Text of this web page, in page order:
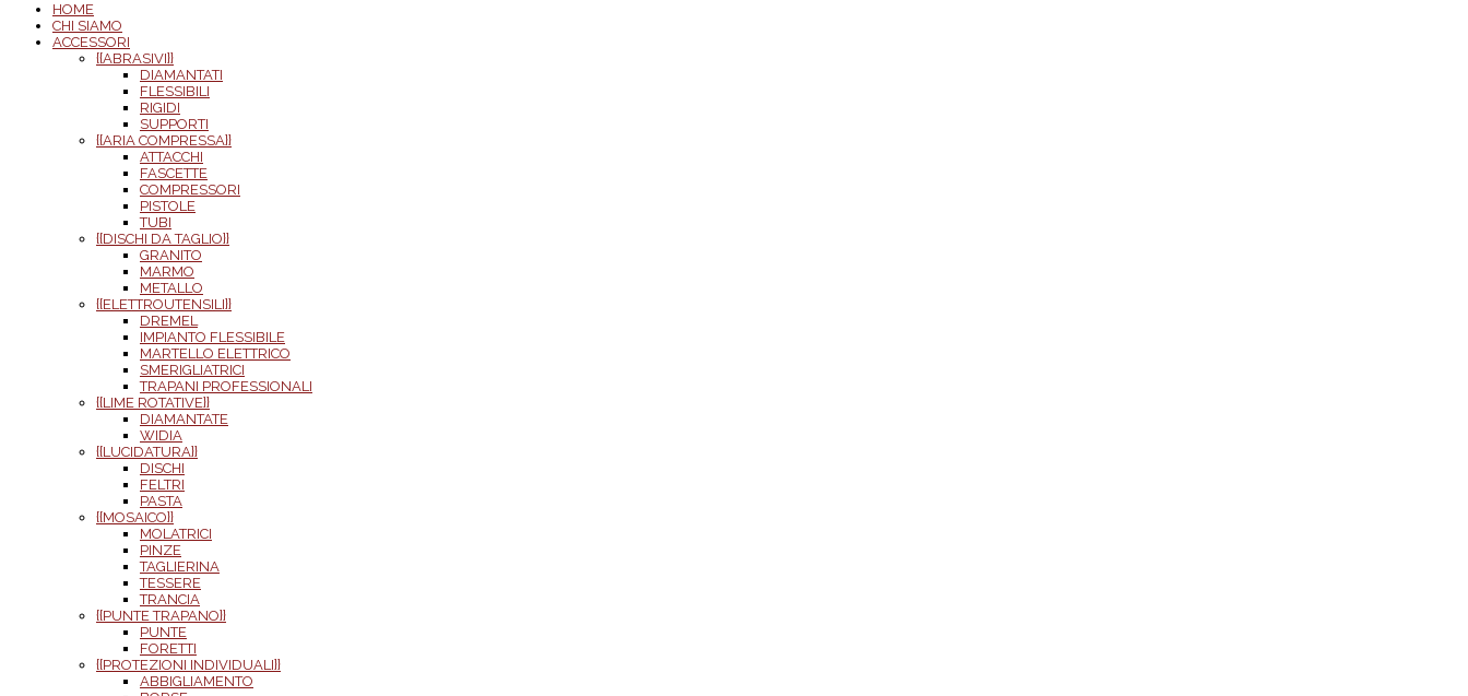
HOME
CHI SIAMO
ACCESSORI
{{ABRASIVI}}
DIAMANTATI
FLESSIBILI
RIGIDI
SUPPORTI
{{ARIA COMPRESSA}}
ATTACCHI
FASCETTE
COMPRESSORI
PISTOLE
TUBI
{{DISCHI DA TAGLIO}}
GRANITO
MARMO
METALLO
{{ELETTROUTENSILI}}
DREMEL
IMPIANTO FLESSIBILE
MARTELLO ELETTRICO
SMERIGLIATRICI
TRAPANI PROFESSIONALI
{{LIME ROTATIVE}}
DIAMANTATE
WIDIA
{{LUCIDATURA}}
DISCHI
FELTRI
PASTA
{{MOSAICO}}
MOLATRICI
PINZE
TAGLIERINA
TESSERE
TRANCIA
{{PUNTE TRAPANO}}
PUNTE
FORETTI
{{PROTEZIONI INDIVIDUALI}}
ABBIGLIAMENTO